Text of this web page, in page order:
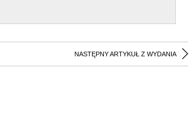
NASTĘPNY ARTYKUŁ Z WYDANIA